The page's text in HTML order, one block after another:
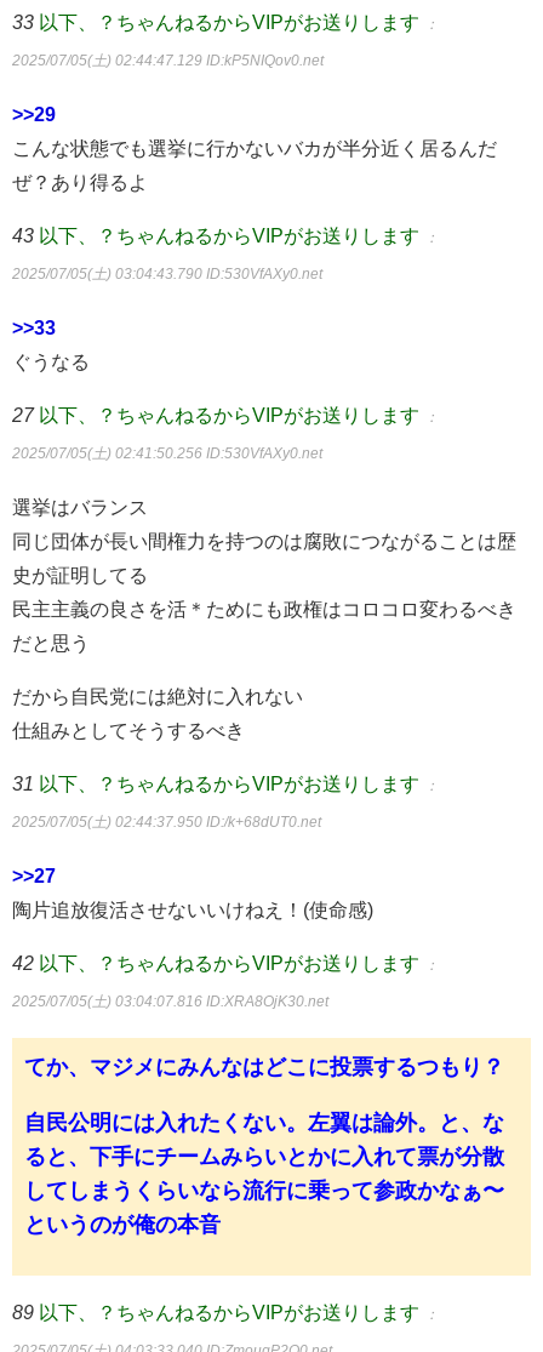
33 以下、？ちゃんねるからVIPがお送りします ：
2025/07/05(土) 02:44:47.129 ID:kP5NIQov0.net
>>29
こんな状態でも選挙に行かないバカが半分近く居るんだ
ぜ？あり得るよ
43 以下、？ちゃんねるからVIPがお送りします ：
2025/07/05(土) 03:04:43.790 ID:530VfAXy0.net
>>33
ぐうなる
27 以下、？ちゃんねるからVIPがお送りします ：
2025/07/05(土) 02:41:50.256 ID:530VfAXy0.net
選挙はバランス
同じ団体が長い間権力を持つのは腐敗につながることは歴
史が証明してる
民主主義の良さを活＊ためにも政権はコロコロ変わるべき
だと思う
だから自民党には絶対に入れない
仕組みとしてそうするべき
31 以下、？ちゃんねるからVIPがお送りします ：
2025/07/05(土) 02:44:37.950 ID:/k+68dUT0.net
>>27
陶片追放復活させないいけねえ！(使命感)
42 以下、？ちゃんねるからVIPがお送りします ：
2025/07/05(土) 03:04:07.816 ID:XRA8OjK30.net
てか、マジメにみんなはどこに投票するつもり？
自民公明には入れたくない。左翼は論外。と、な
ると、下手にチームみらいとかに入れて票が分散
してしまうくらいなら流行に乗って参政かなぁ〜
というのが俺の本音
89 以下、？ちゃんねるからVIPがお送りします ：